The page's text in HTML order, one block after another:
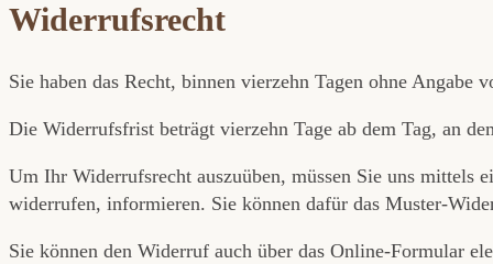
Widerrufsrecht
Sie haben das Recht, binnen vierzehn Tagen ohne Angabe
Die Widerrufsfrist beträgt vierzehn Tage ab dem Tag, an
Um Ihr Widerrufsrecht auszuüben, müssen Sie uns mittels
widerrufen, informieren. Sie können dafür das Muster-
Sie können den Widerruf auch über das Online-Formular